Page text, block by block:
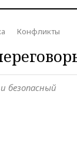
Конфликты
безопасный